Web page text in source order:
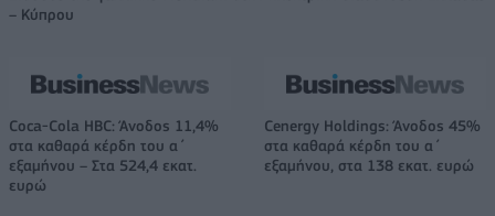
– Κύπρου
Coca-Cola HBC: Άνοδος 11,4%
στα καθαρά κέρδη του α΄
εξαμήνου – Στα 524,4 εκατ.
ευρώ
Cenergy Holdings: Άνοδος 45%
στα καθαρά κέρδη του α΄
εξαμήνου, στα 138 εκατ. ευρώ